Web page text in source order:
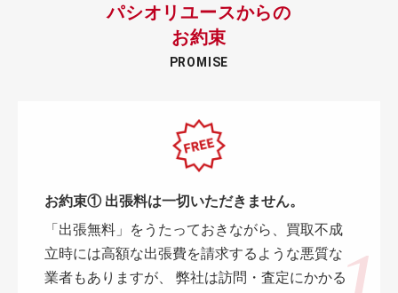
パシオリユースからの
お約束
PROMISE
お約束① 出張料は一切いただきません。
「出張無料」をうたっておきながら、買取不成
立時には高額な出張費を請求するような悪質な
業者もありますが、 弊社は訪問・査定にかかる